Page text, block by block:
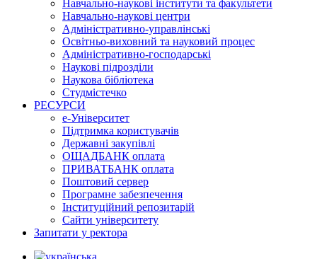
Навчально-наукові інститути та факультети
Навчально-наукові центри
Адміністративно-управлінські
Освітньо-виховний та науковий процес
Адміністративно-господарські
Наукові підрозділи
Наукова бібліотека
Студмістечко
РЕСУРСИ
е-Університет
Підтримка користувачів
Державні закупівлі
ОЩАДБАНК оплата
ПРИВАТБАНК оплата
Поштовий сервер
Програмне забезпечення
Інституційний репозитарій
Сайти університету
Запитати у ректора